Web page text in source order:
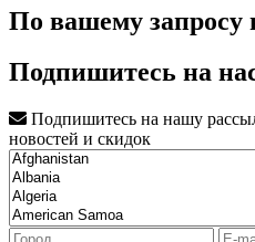
По вашему запросу
Подпишитесь на
Подпишитесь на нашу
новостей и скидок